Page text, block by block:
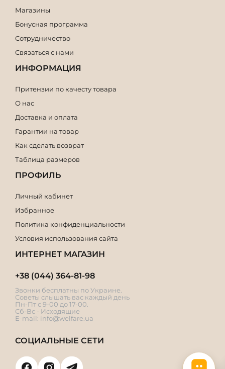
Магазины
Бонусная программа
Сотрудничество
Связаться с нами
ИНФОРМАЦИЯ
Притензии по качесту товара
О нас
Доставка и оплата
Гарантии на товар
Как сделать возврат
Таблица размеров
ПРОФИЛЬ
Личный кабинет
Избранное
Политика конфиденциальности
Условия использования сайта
ИНТЕРНЕТ МАГАЗИН
+38 (044) 364-81-98
Звонки бесплатны по Украине.
Советы слышать вас каждый день
Пн-Пт с 9-00 до 17-00.
Сб-Вс - Исходящие
E-mail: info@welfare.ua
СОЦИАЛЬНЫЕ СЕТИ